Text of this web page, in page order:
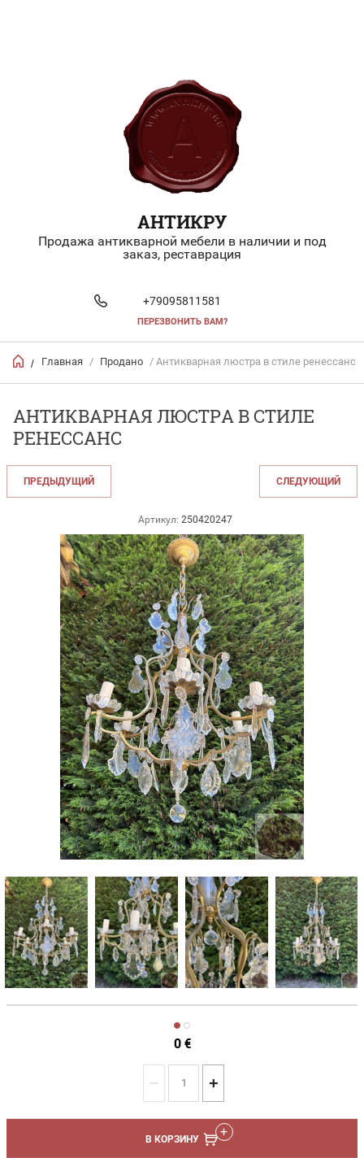
АНТИКРУ
Продажа антикварной мебели в наличии и под
заказ, реставрация
+79095811581
ПЕРЕЗВОНИТЬ ВАМ?
/ Главная / Продано / Антикварная люстра в стиле ренессанс
АНТИКВАРНАЯ ЛЮСТРА В СТИЛЕ
РЕНЕССАНС
ПРЕДЫДУЩИЙ СЛЕДУЮЩИЙ
Артикул: 250420247
0€
− +
В КОРЗИНУ